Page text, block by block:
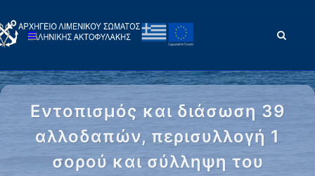
Εντοπισμός και διάσωση 39
αλλοδαπών, περισυλλογή 1
σορού και σύλληψη του